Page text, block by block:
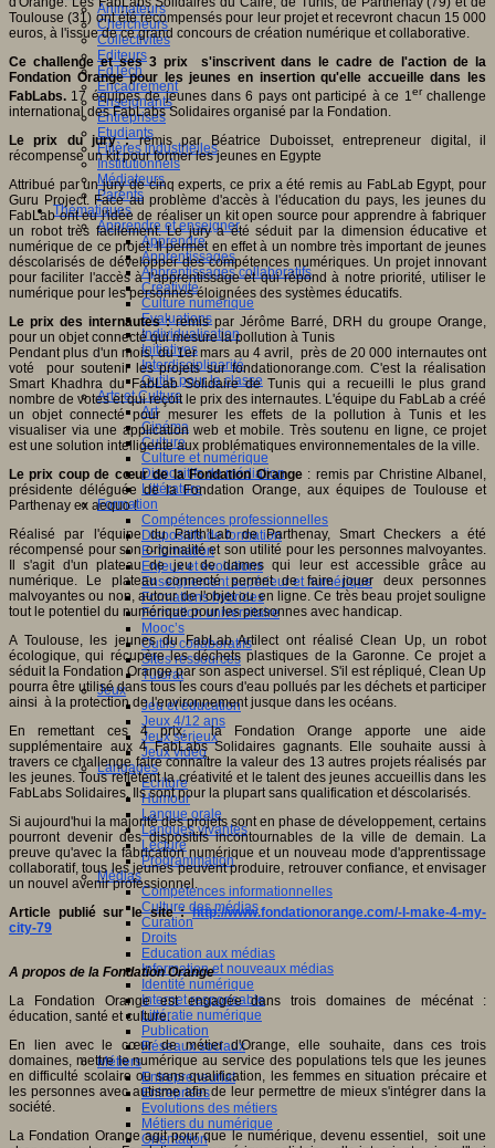
Animateurs
Chercheurs
Collectivités
Editeurs
EdTech
Encadrement
Enseignants
Entreprises
Etudiants
Filières industrielles
Institutionnels
Médiateurs
Parents
Thématiques
Apprendre et enseigner
Apprendre
Apprentissages
Apprentissages collaboratifs
Créativité
Culture numérique
Evaluations
Individualisation
Initiatives
Interdisciplinarité
Outils pour la classe
Arts et Culture
Art
Cinéma
Culture
Culture et numérique
Dispositifs de médiation
Littérature
Formation
Compétences professionnelles
Dispositifs de formation
E- formation
Enjeux et évolutions
Enseignement supérieur et numérique
Formations hybrides
Formation universitaire
Mooc’s
Outils collaboratifs
Sites ressources
Tutorat
Jeux
Jeu et éducation
Jeux 4/12 ans
Jeux sérieux
Jeux vidéo
Langages
Ecriture
Humour
Langue orale
Langues vivantes
Lecture
Programmation
Médias
Compétences informationnelles
Culture des médias
Curation
Droits
Education aux médias
Information et nouveaux médias
Identité numérique
Internet responsable
Littératie numérique
Publication
Réseaux sociaux
Métiers
Entrepreneuriat
Entreprises
Evolutions des métiers
Métiers du numérique
Orientation
Toulouse (31) ont été récompensés pour leur projet et recevront chacun 15 000
euros, à l'issue de ce grand concours de création numérique et collaborative.
Ce challenge et ses 3 prix s'inscrivent dans le cadre de l'action de la
Fondation Orange pour les jeunes en insertion qu'elle accueille dans les
FabLabs. 17 équipes de jeunes dans 6 pays ont participé à ce 1er challenge
international des FabLabs Solidaires organisé par la Fondation.
Le prix du jury :remis par Béatrice Duboisset, entrepreneur digital, il
récompense un kit pour former les jeunes en Egypte
Attribué par un jury de cinq experts, ce prix a été remis au FabLab Egypt, pour
Guru Project. Face au problème d'accès à l'éducation du pays, les jeunes du
FabLab ont eu l'idée de réaliser un kit open source pour apprendre à fabriquer
un robot très facilement. Le jury a été séduit par la dimension éducative et
numérique de ce projet. Il permet en effet à un nombre très important de jeunes
déscolarisés de développer des compétences numériques. Un projet innovant
pour faciliter l'accès à l'apprentissage et qui répond à notre priorité, utiliser le
numérique pour les personnes éloignées des systèmes éducatifs.
Le prix des internautes :remis par Jérôme Barré, DRH du groupe Orange,
pour un objet connecté qui mesure la pollution à Tunis
Pendant plus d'un mois, du 1er mars au 4 avril, près de 20 000 internautes ont
voté pour soutenir les projets sur fondationorange.com. C'est la réalisation
Smart Khadhra du FabLab Solidaire de Tunis qui a recueilli le plus grand
nombre de votes et qui reçoit le prix des internautes. L'équipe du FabLab a créé
un objet connecté pour mesurer les effets de la pollution à Tunis et les
visualiser via une application web et mobile. Très soutenu en ligne, ce projet
est une solution intelligente aux problématiques environnementales de la ville.
Le prix coup de cœur de la Fondation Orange: remis par Christine Albanel,
présidente déléguée de la Fondation Orange, aux équipes de Toulouse et
Parthenay ex aequo !
Réalisé par l'équipe du Parth'Lab de Parthenay, Smart Checkers a été
récompensé pour son originalité et son utilité pour les personnes malvoyantes.
Il s'agit d'un plateau de jeu de dames qui leur est accessible grâce au
numérique. Le plateau connecté permet de faire jouer deux personnes
malvoyantes ou non, autour de l'objet ou en ligne. Ce très beau projet souligne
tout le potentiel du numérique pour les personnes avec handicap.
A Toulouse, les jeunes du FabLab Artilect ont réalisé Clean Up, un robot
écologique, qui récupère les déchets plastiques de la Garonne. Ce projet a
séduit la Fondation Orange par son aspect universel. S'il est répliqué, Clean Up
pourra être utilisé dans tous les cours d'eau pollués par les déchets et participer
ainsi à la protection de l'environnement jusque dans les océans.
En remettant ces 4 prix, la Fondation Orange apporte une aide
supplémentaire aux 4 FabLabs Solidaires gagnants. Elle souhaite aussi à
travers ce challenge faire connaître la valeur des 13 autres projets réalisés par
les jeunes. Tous reflètent la créativité et le talent des jeunes accueillis dans les
FabLabs Solidaires. Ils sont pour la plupart sans qualification et déscolarisés.
Si aujourd'hui la majorité des projets sont en phase de développement, certains
pourront devenir des dispositifs incontournables de la ville de demain. La
preuve qu'avec la fabrication numérique et un nouveau mode d'apprentissage
collaboratif, tous les jeunes peuvent produire, retrouver confiance, et envisager
un nouvel avenir professionnel.
Article publié sur le site :http://www.fondationorange.com/-I-make-4-my-
city-79
A propos de la Fondation Orange
La Fondation Orange est engagée dans trois domaines de mécénat :
éducation, santé et culture.
En lien avec le cœur de métier d'Orange, elle souhaite, dans ces trois
domaines, mettre le numérique au service des populations tels que les jeunes
en difficulté scolaire ou sans qualification, les femmes en situation précaire et
les personnes avec autisme afin de leur permettre de mieux s'intégrer dans la
société.
La Fondation Orange agit pour que le numérique, devenu essentiel, soit une